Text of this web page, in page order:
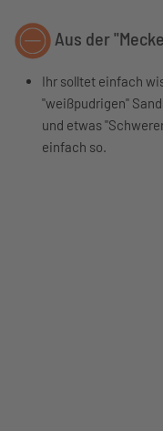
Aus der
Ihr solltet einfach
"weißpudrigen"
und etwas
einfach so.